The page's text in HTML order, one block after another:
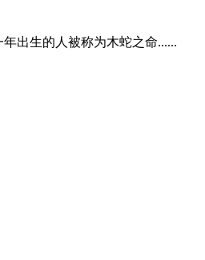
出生的人被称为木蛇之命......